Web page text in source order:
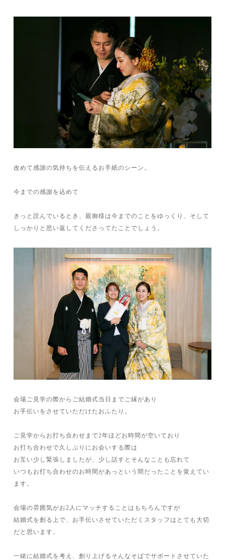
改めて感謝の気持ちを伝えるお手紙のシーン。
今までの感謝を込めて
きっと読んでいるとき、親御様は今までのことをゆっくり、そして
しっかりと思い返してくださってたことでしょう。
会場ご見学の際からご結婚式当日までご縁があり
お手伝いをさせていただけたおふたり。
ご見学からお打ち合わせまで2年ほどお時間が空いており
お打ち合わせで久しぶりにお会いする際は
お互い少し緊張しましたが、少し話すとそんなことも忘れて
いつもお打ち合わせのお時間があっという間だったことを覚えてい
ます。
会場の雰囲気がお2人にマッチすることはもちろんですが
結婚式を創る上で、お手伝いさせていただくスタッフはとても大切
だと思います。
一緒に結婚式を考え、創り上げるそんなそばでサポートさせていた